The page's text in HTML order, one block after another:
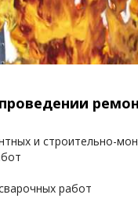
и строительно-
работ